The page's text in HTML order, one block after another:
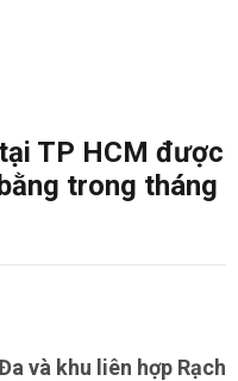
TP HCM được
trong tháng
và khu liên hợp Rạch